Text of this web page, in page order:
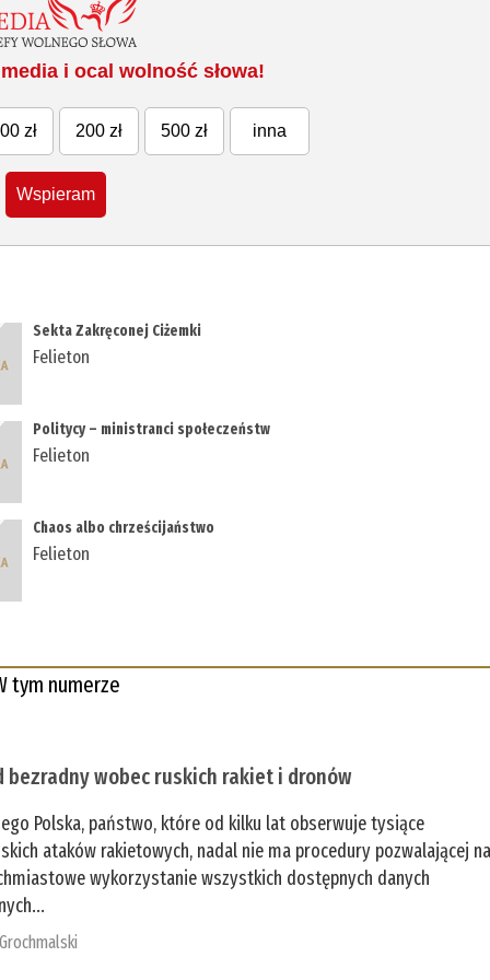
i ocal wolność słowa!
zł 200 zł 500 zł inna
Wspieram
Sekta Zakręconej Ciżemki
Felieton
Politycy – ministranci społeczeństw
Felieton
Chaos albo chrześcijaństwo
Felieton
tym numerze
bezradny wobec ruskich rakiet i dronów
Polska, państwo, które od kilku lat obserwuje tysiące
ataków rakietowych, nadal nie ma procedury pozwalającej
wykorzystanie wszystkich dostępnych danych